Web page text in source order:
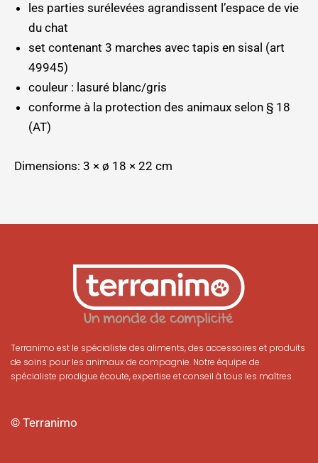
les parties surélevées agrandissent l’espace de vie
du chat
set contenant 3 marches avec tapis en sisal (art
49945)
couleur : lasuré blanc/gris
conforme à la protection des animaux selon § 18
(AT)
Dimensions: 3 × ø 18 × 22 cm
Terranimo est le spécialiste des aliments, des accessoires et produits
de soins pour les animaux de compagnie. Notre équipe de
spécialiste prodigue écoute, expertise et conseil à tous les maîtres
© Terranimo